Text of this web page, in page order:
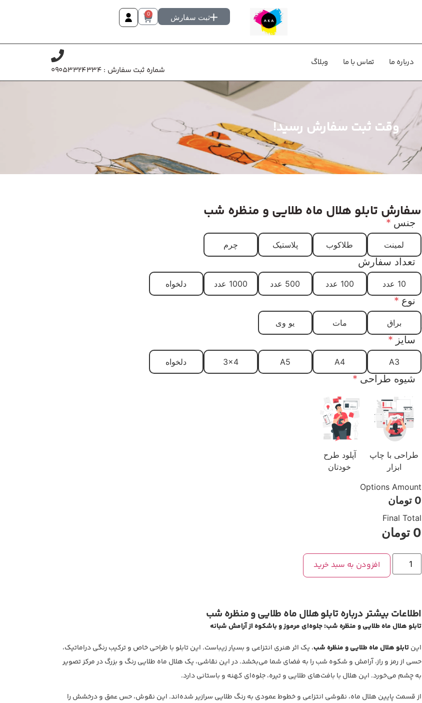
ثبت سفارش 0
درباره ما تماس با ما وبلاگ
شماره ثبت سفارش : 09053324334
وقت ثبت سفارش رسید!
سفارش تابلو هلال ماه طلایی و منظره شب
* جنس
لمینت طلاکوب پلاستیک چرم
تعداد سفارش
10 عدد 100 عدد 500 عدد 1000 عدد دلخواه
* نوع
براق مات یو وی
* سایز
A3
A4
A5
3x4 دلخواه
* شیوه طراحی
طراحی با چاپ
ابزار
آپلود طرح
خودتان
Options Amount
0 تومان
Final Total
0 تومان
افزودن به سبد خرید
اطلاعات بیشتر درباره تابلو هلال ماه طلایی و منظره شب
تابلو هلال ماه طلایی و منظره شب: جلوه‌ای مرموز و باشکوه از آرامش شبانه
اینتابلو هلال ماه طلایی و منظره شب، یک اثر هنری انتزاعی و بسیار زیباست. این تابلو با طراحی خاص و ترکیب رنگی دراماتیک،
حسی از رمز و راز، آرامش و شکوه شب را به فضای شما می‌بخشد. در این نقاشی، یک هلال ماه طلایی رنگ و بزرگ در مرکز تصویر
به چشم می‌خورد. این هلال با بافت‌های طلایی و تیره، جلوه‌ای کهنه و باستانی دارد.
از قسمت پایین هلال ماه، نقوشی انتزاعی و خطوط عمودی به رنگ طلایی سرازیر شده‌اند. این نقوش، حس عمق و درخشش را